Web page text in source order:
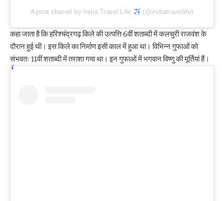
A post shared by India Travel Life (@indiatravellife)
कहा जाता है कि हरिश्चंद्रगढ़ किले की उत्पत्ति 6वीं शताब्दी में कलचुरी राजवंश के
दौरान हुई थी। इस किले का निर्माण इसी काल में हुआ था। विभिन्न गुफाओं को
संभवतः 11वीं शताब्दी में तराशा गया था। इन गुफाओं में भगवान विष्णु की मूर्तियां हैं।